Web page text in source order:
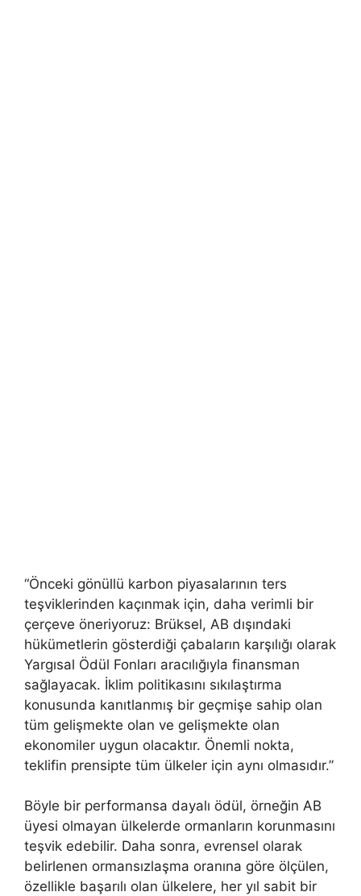
“Önceki gönüllü karbon piyasalarının ters
teşviklerinden kaçınmak için, daha verimli bir
çerçeve öneriyoruz: Brüksel, AB dışındaki
hükümetlerin gösterdiği çabaların karşılığı olarak
Yargısal Ödül Fonları aracılığıyla finansman
sağlayacak. İklim politikasını sıkılaştırma
konusunda kanıtlanmış bir geçmişe sahip olan
tüm gelişmekte olan ve gelişmekte olan
ekonomiler uygun olacaktır. Önemli nokta,
teklifin prensipte tüm ülkeler için aynı olmasıdır.”
Böyle bir performansa dayalı ödül, örneğin AB
üyesi olmayan ülkelerde ormanların korunmasını
teşvik edebilir. Daha sonra, evrensel olarak
belirlenen ormansızlaşma oranına göre ölçülen,
özellikle başarılı olan ülkelere, her yıl sabit bir